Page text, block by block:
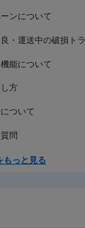
ンについて
・運送中の破損ト
能について
方
ついて
問
もっと見る